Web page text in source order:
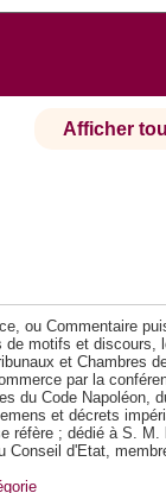
Afficher
ou Commentaire
motifs et discours,
et Chambres
par la
du Code Napoléon,
et décrets
réfère ; dédié à S.
Conseil d'Etat,